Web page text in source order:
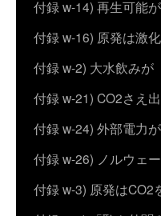
付録 w-14) 再生可能
付録 w-16) 原発は激
付録 w-2) 大水飲みが
付録 w-21) CO2さえ
付録 w-24) 外部電力
付録 w-26) ノルウェ
付録 w-3) 原発はCO2